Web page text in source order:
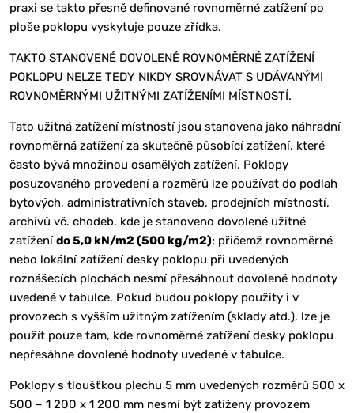
praxi se takto přesně definované rovnoměrné zatížení po
ploše poklopu vyskytuje pouze zřídka.
TAKTO STANOVENÉ DOVOLENÉ ROVNOMĚRNÉ ZATÍŽENÍ
POKLOPU NELZE TEDY NIKDY SROVNÁVAT S UDÁVANÝMI
ROVNOMĚRNÝMI UŽITNÝMI ZATÍŽENÍMI MÍSTNOSTÍ.
Tato užitná zatížení místností jsou stanovena jako náhradní
rovnoměrná zatížení za skutečně působící zatížení, které
často bývá množinou osamělých zatížení. Poklopy
posuzovaného provedení a rozměrů lze používat do podlah
bytových, administrativních staveb, prodejních místností,
archivů vč. chodeb, kde je stanoveno dovolené užitné
zatíženído 5,0 kN/m2 (500 kg/m2); přičemž rovnoměrné
nebo lokální zatížení desky poklopu při uvedených
roznášecích plochách nesmí přesáhnout dovolené hodnoty
uvedené v tabulce. Pokud budou poklopy použity i v
provozech s vyšším užitným zatížením (sklady atd.), lze je
použít pouze tam, kde rovnoměrné zatížení desky poklopu
nepřesáhne dovolené hodnoty uvedené v tabulce.
Poklopy s tloušťkou plechu 5 mm uvedených rozměrů 500 x
500 – 1 200 x 1 200 mm nesmí být zatíženy provozem